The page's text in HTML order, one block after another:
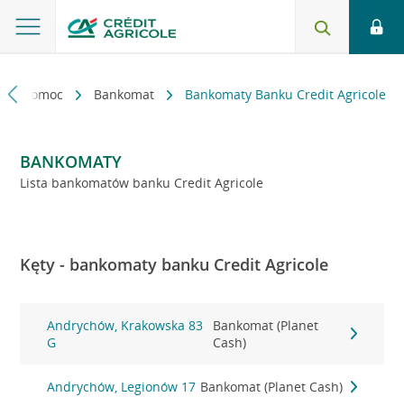
i pomoc Bankomat Bankomaty Banku Credit Agricole
BANKOMATY
Lista bankomatów banku Credit Agricole
Kęty - bankomaty banku Credit Agricole
Andrychów, Krakowska 83
G
Bankomat (Planet
Cash)
Andrychów, Legionów 17 Bankomat (Planet Cash)